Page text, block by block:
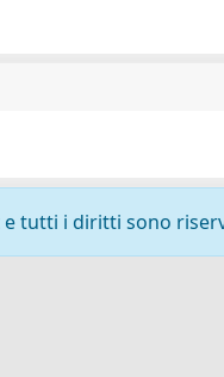
tutti i diritti sono